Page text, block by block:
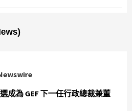
成為 GEF 下一任行政總裁兼董